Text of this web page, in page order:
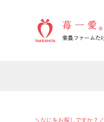
＼なにをお探しですか？／